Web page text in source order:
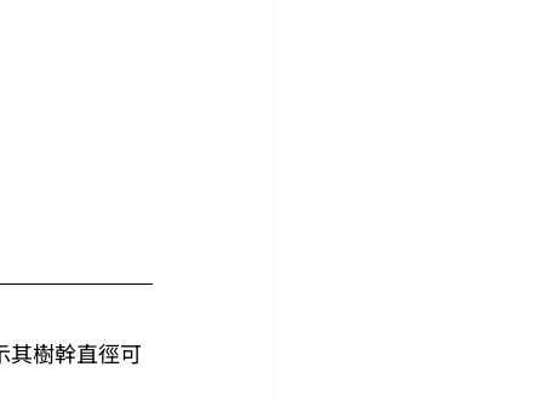
其樹幹直徑可